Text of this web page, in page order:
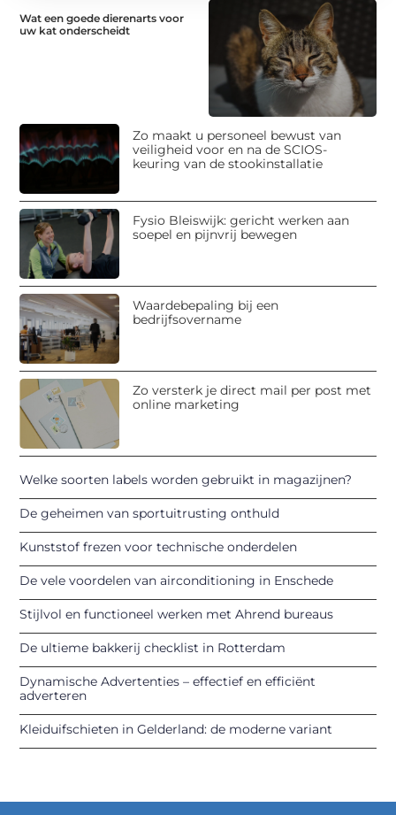
Wat een goede dierenarts voor
uw kat onderscheidt
Zo maakt u personeel bewust van
veiligheid voor en na de SCIOS-
keuring van de stookinstallatie
Fysio Bleiswijk: gericht werken aan
soepel en pijnvrij bewegen
Waardebepaling bij een
bedrijfsovername
Zo versterk je direct mail per post met
online marketing
Welke soorten labels worden gebruikt in magazijnen?
De geheimen van sportuitrusting onthuld
Kunststof frezen voor technische onderdelen
De vele voordelen van airconditioning in Enschede
Stijlvol en functioneel werken met Ahrend bureaus
De ultieme bakkerij checklist in Rotterdam
Dynamische Advertenties – effectief en efficiënt
adverteren
Kleiduifschieten in Gelderland: de moderne variant